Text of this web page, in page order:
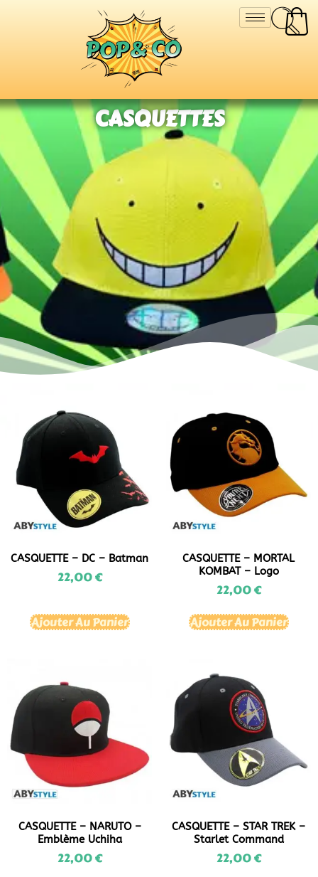
CASQUETTES
CASQUETTE – DC – Batman
22,00€
Ajouter Au Panier
CASQUETTE – MORTAL
KOMBAT – Logo
22,00€
Ajouter Au Panier
CASQUETTE – NARUTO –
Emblème Uchiha
22,00€
CASQUETTE – STAR TREK –
Starlet Command
22,00€